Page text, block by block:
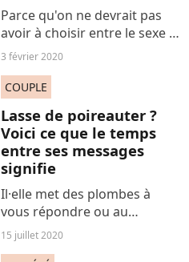
Parce qu'on ne devrait pas
avoir à choisir entre le sexe et
la bouffe, on vous a listé 6
lesquelles s'amuser au lit.
3 février 2020
COUPLE
Lasse de poireauter ?
Voici ce que le temps
entre ses messages
signifie
Il·elle met des plombes à
vous répondre ou au
contraire, moins de quelques
minutes. Et vous vous
15 juillet 2020